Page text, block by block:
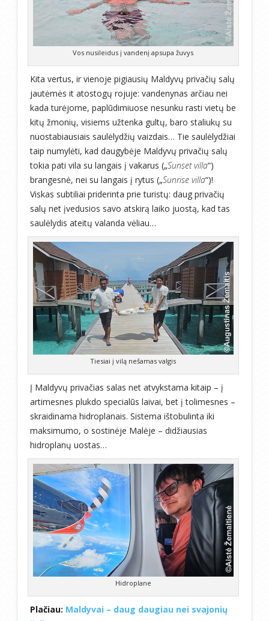
Vos nusileidus į vandenį apsupa žuvys
Kita vertus, ir vienoje pigiausių Maldyvų privačių salų
jautėmės it atostogų rojuje: vandenynas arčiau nei
kada turėjome, paplūdimiuose nesunku rasti vietų be
kitų žmonių, visiems užtenka gultų, baro staliukų su
nuostabiausiais saulėlydžių vaizdais… Tie saulėlydžiai
taip numylėti, kad daugybėje Maldyvų privačių salų
tokia pati vila su langais į vakarus („Sunset villa“)
brangesnė, nei su langais į rytus („Sunrise villa“)!
Viskas subtiliai priderinta prie turistų: daug privačių
salų net įvedusios savo atskirą laiko juostą, kad tas
saulėlydis ateitų valanda vėliau…
Tiesiai į vilą nešamas valgis
Į Maldyvų privačias salas net atvykstama kitaip – į
artimesnes plukdo specialūs laivai, bet į tolimesnes –
skraidinama hidroplanais. Sistema ištobulinta iki
maksimumo, o sostinėje Malėje – didžiausias
hidroplanų uostas…
Hidroplane
Plačiau: Maldyvai – daug daugiau nei svajonių